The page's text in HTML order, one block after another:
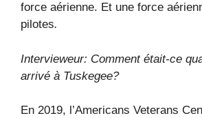
force aérienne. Et une force
pilotes.
Intervieweur: Comment était-ce
arrivé à Tuskegee?
En 2019, l’Americans Veterans